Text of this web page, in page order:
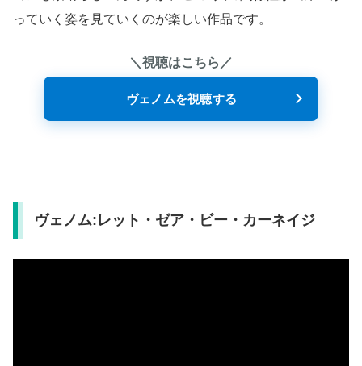
っていく姿を見ていくのが楽しい作品です。
＼視聴はこちら／
ヴェノムを視聴する
ヴェノム:レット・ゼア・ビー・カーネイジ